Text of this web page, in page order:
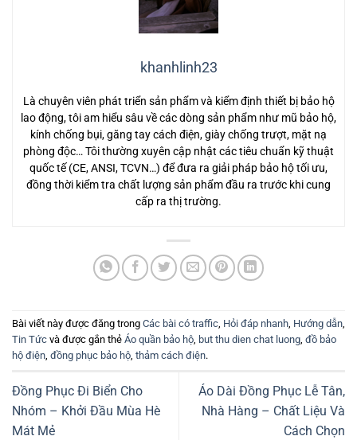
khanhlinh23
Là chuyên viên phát triển sản phẩm và kiểm định thiết bị bảo hộ
lao động, tôi am hiểu sâu về các dòng sản phẩm như mũ bảo hộ,
kính chống bụi, găng tay cách điện, giày chống trượt, mặt nạ
phòng độc… Tôi thường xuyên cập nhật các tiêu chuẩn kỹ thuật
quốc tế (CE, ANSI, TCVN…) để đưa ra giải pháp bảo hộ tối ưu,
đồng thời kiểm tra chất lượng sản phẩm đầu ra trước khi cung
cấp ra thị trường.
Bài viết này được đăng trong Các bài có traffic, Hỏi đáp nhanh, Hướng dẫn,
Tin Tức và được gắn thẻ Áo quần bảo hộ, but thu dien chat luong, đồ bảo
hộ điện, đồng phục bảo hộ, thảm cách điện.
Đồng Phục Đi Biển Cho
Nhóm – Khởi Đầu Mùa Hè
Mát Mẻ
Áo Dài Đồng Phục Lễ Tân,
Nhà Hàng – Chất Liệu Và
Cách Chọn